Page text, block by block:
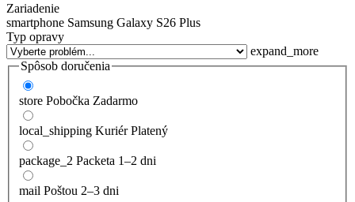
Zariadenie
smartphone Samsung Galaxy S26 Plus
Typ opravy
expand_more
Spôsob doručenia
store Pobočka Zadarmo
local_shipping Kuriér Platený
package_2 Packeta 1–2 dni
mail Poštou 2–3 dni